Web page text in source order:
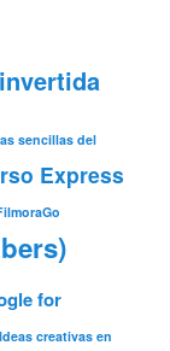
sencillas del
Express
for
Ideas creativas en